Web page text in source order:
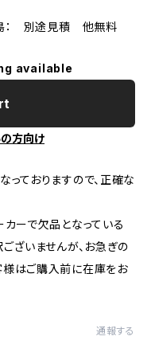
： 別途見積 他無料
available
方向け
ておりますので、正確な
ーで欠品となっている
ざいませんが、お急ぎの
はご購入前に在庫をお
通報する